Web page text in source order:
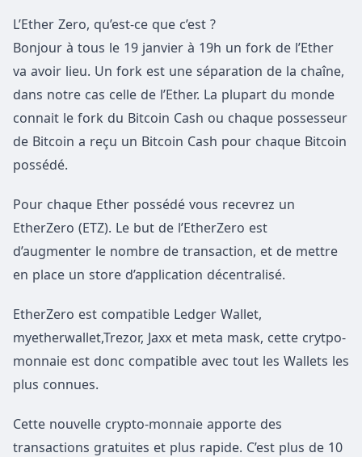
L’Ether Zero, qu’est-ce que c’est ?
Bonjour à tous le 19 janvier à 19h un fork de l’Ether
va avoir lieu. Un fork est une séparation de la chaîne,
dans notre cas celle de l’Ether. La plupart du monde
connait le fork du Bitcoin Cash ou chaque possesseur
de Bitcoin a reçu un Bitcoin Cash pour chaque Bitcoin
possédé.
Pour chaque Ether possédé vous recevrez un
EtherZero (ETZ). Le but de l’EtherZero est
d’augmenter le nombre de transaction, et de mettre
en place un store d’application décentralisé.
EtherZero est compatible Ledger Wallet,
myetherwallet,Trezor, Jaxx et meta mask, cette crytpo-
monnaie est donc compatible avec tout les Wallets les
plus connues.
Cette nouvelle crypto-monnaie apporte des
transactions gratuites et plus rapide. C’est plus de 10